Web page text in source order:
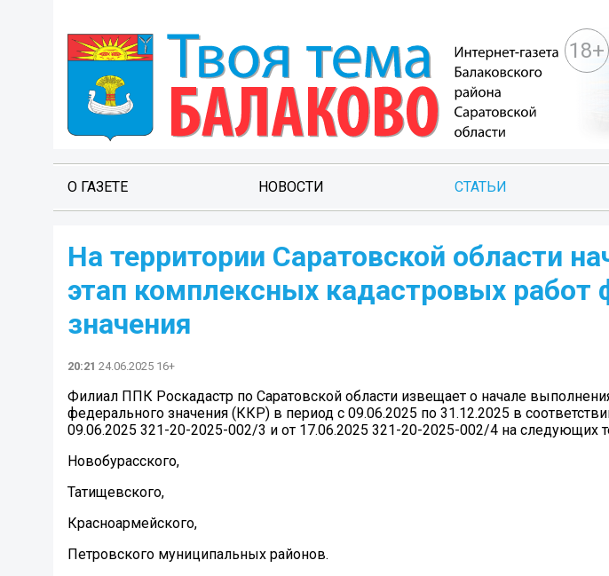
18+
О ГАЗЕТЕ НОВОСТИ СТАТЬИ
На территории Саратовской области
этап комплексных кадастровых работ
значения
20:21 24.06.2025 16+
Филиал ППК Роскадастр по Саратовской области извещает о начале
федерального значения (ККР) в период с 09.06.2025 по 31.12.2025 в
09.06.2025 321-20-2025-002/3 и от 17.06.2025 321-20-2025-002/4 на следующих
Новобурасского,
Татищевского,
Красноармейского,
Петровского муниципальных районов.